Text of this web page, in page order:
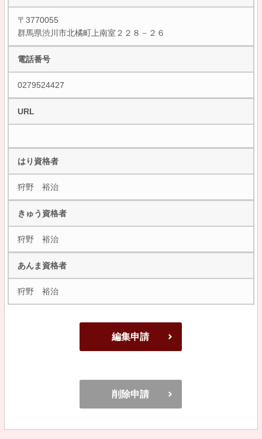
〒3770055
群馬県渋川市北橘町上南室２２８－２６
電話番号
0279524427
URL
はり資格者
狩野 裕治
きゅう資格者
狩野 裕治
あんま資格者
狩野 裕治
編集申請
削除申請